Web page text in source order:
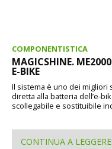
COMPONENTISTICA
MAGICSHINE.
E-BIKE
Il sistema è uno dei
diretta alla batteria dell’e-
scollegabile e sostituibile
CONTINUA A LEGGERE